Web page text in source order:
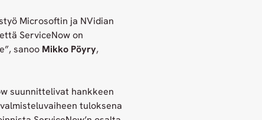
Microsoftin ja NVidian
ServiceNow on
sanoo Mikko Pöyry,
suunnittelivat hankkeen
tuloksena